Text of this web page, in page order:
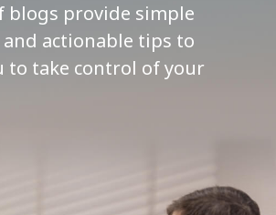
blogs provide simple
actionable tips to
to take control of your